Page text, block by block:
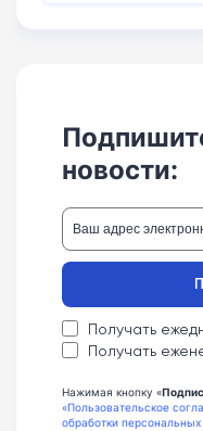
новости:
Получать
Получать
Нажимая кнопку «
«Пользовательское
обработки